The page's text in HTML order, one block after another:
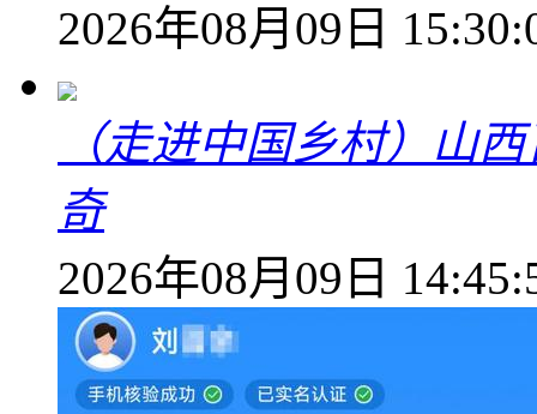
2026年08月09日
（走进中国乡村）山
奇
2026年08月09日